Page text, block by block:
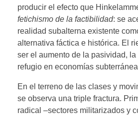
producir el efecto que
fetichismo de la factibilidad: se
realidad subalterna existente
alternativa fáctica e histórica. El
ser el aumento de la pasividad,
refugio en economías
En el terreno de las clases y
se observa una triple fractura.
radical –sectores militarizados y